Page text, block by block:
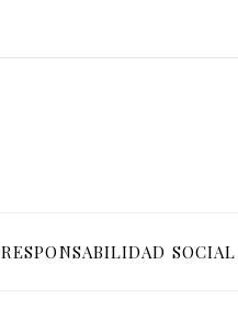
RESPONSABILIDAD SOCIAL